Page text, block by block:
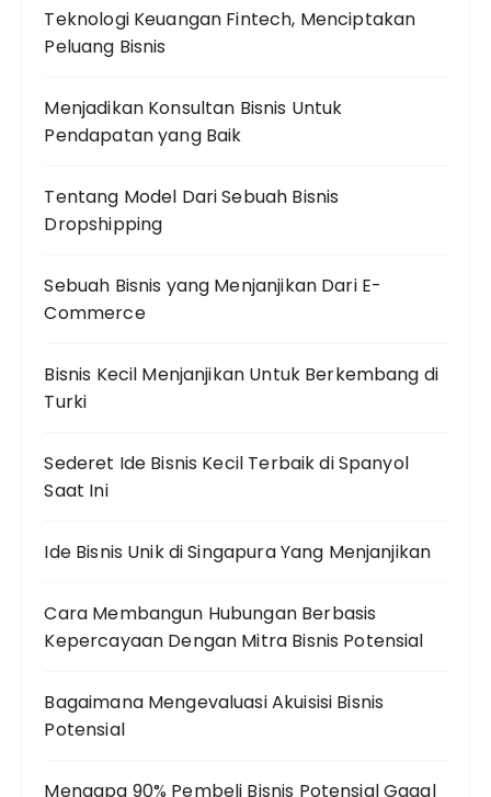
Teknologi Keuangan Fintech, Menciptakan
Peluang Bisnis
Menjadikan Konsultan Bisnis Untuk
Pendapatan yang Baik
Tentang Model Dari Sebuah Bisnis
Dropshipping
Sebuah Bisnis yang Menjanjikan Dari E-
Commerce
Bisnis Kecil Menjanjikan Untuk Berkembang di
Turki
Sederet Ide Bisnis Kecil Terbaik di Spanyol
Saat Ini
Ide Bisnis Unik di Singapura Yang Menjanjikan
Cara Membangun Hubungan Berbasis
Kepercayaan Dengan Mitra Bisnis Potensial
Bagaimana Mengevaluasi Akuisisi Bisnis
Potensial
Mengapa 90% Pembeli Bisnis Potensial Gagal